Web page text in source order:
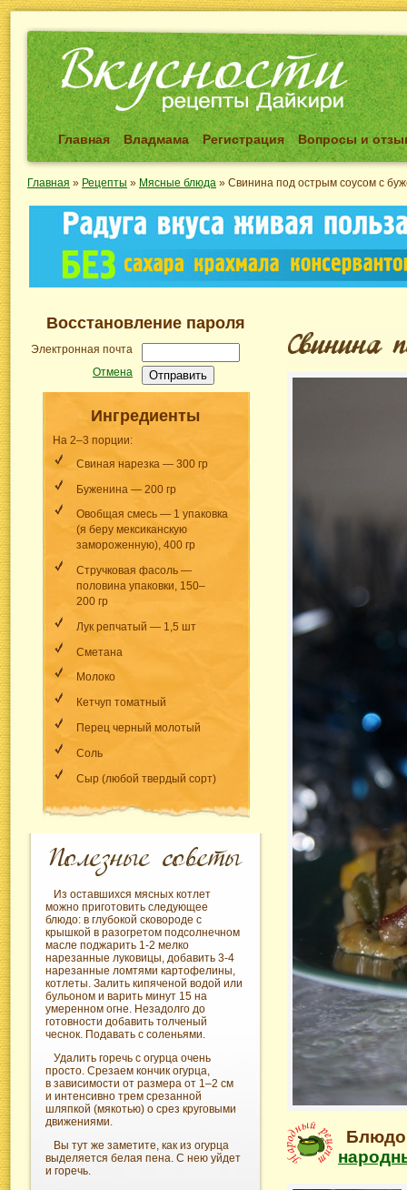
Главная Владмама Регистрация Вопросы и
Главная » Рецепты » Мясные блюда » Свинина под острым соусом с
Восстановление пароля
Электронная почта
Отмена
Отправить
Ингредиенты
На 2–3 порции:
Свиная нарезка — 300 гр
Буженина — 200 гр
Овобщая смесь — 1 упаковка
(я беру мексиканскую
замороженную), 400 гр
Стручковая фасоль —
половина упаковки, 150–
200 гр
Лук репчатый — 1,5 шт
Сметана
Молоко
Кетчуп томатный
Перец черный молотый
Соль
Сыр (любой твердый сорт)
Из оставшихся мясных котлет
можно приготовить следующее
блюдо: в глубокой сковороде с
крышкой в разогретом подсолнечном
масле поджарить 1-2 мелко
нарезанные луковицы, добавить 3-4
нарезанные ломтями картофелины,
котлеты. Залить кипяченой водой или
бульоном и варить минут 15 на
умеренном огне. Незадолго до
готовности добавить толченый
чеснок. Подавать с соленьями.
Удалить горечь с огурца очень
просто. Срезаем кончик огурца,
в зависимости от размера от 1–2 см
и интенсивно трем срезанной
шляпкой (мякотью) о срез круговыми
движениями.
Вы тут же заметите, как из огурца
выделяется белая пена. С нею уйдет
и горечь.
Блюдо